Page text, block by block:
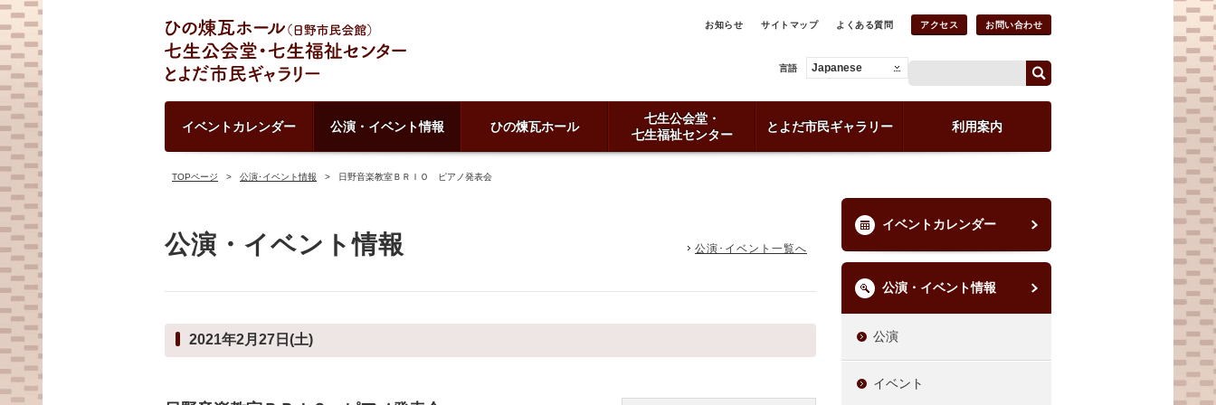
お知らせ サイトマップ よくある質問 アクセス お問い合わせ
言語 Japanese
イベントカレンダー 公演・イベント情報 ひの煉瓦ホール
七生公会堂・
七生福祉センター
とよだ市民ギャラリー 利用案内
TOPページ 公演･イベント情報 日野音楽教室ＢＲＩＯ ピアノ発表会
公演・イベント情報 公演･イベント一覧へ
2021年2月27日(土)
イベントカレンダー
公演・イベント情報
公演
イベント